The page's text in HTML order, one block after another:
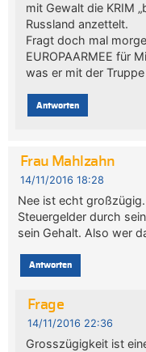
mit Gewalt die KRIM
Russland anzettelt.
Fragt doch mal
EUROPAARMEE für
was er mit der
Antworten
Frau Mahlzahn
14/11/2016 18:28
Nee ist echt
Steuergelder durch
sein Gehalt. Also wer
Antworten
Frage
14/11/2016 22:36
Grosszügigkeit ist